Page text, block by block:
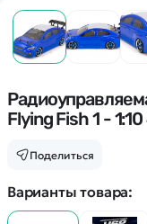
Flying Fish 1 -
Поделиться
Варианты товара:
Наши
Каталог
Квадрокоптеры
Танки
Информация
Оптовые продажи